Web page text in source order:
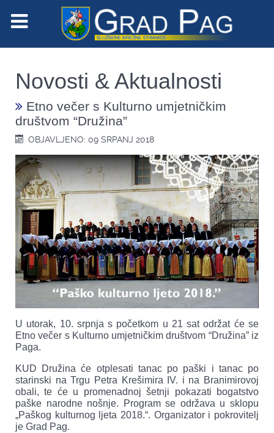
Novosti & Aktualnosti
Etno večer s Kulturno umjetničkim
društvom “Družina”
OBJAVLJENO: 09 SRPANJ 2018
U utorak, 10. srpnja s početkom u 21 sat održat će se
Etno večer s Kulturno umjetničkim društvom “Družina” iz
Paga.
KUD Družina će otplesati tanac po paški i tanac po
starinski na Trgu Petra Krešimira IV. i na Branimirovoj
obali, te će u promenadnoj šetnji pokazati bogatstvo
paške narodne nošnje. Program se održava u sklopu
„Paškog kulturnog ljeta 2018.“. Organizator i pokrovitelj
je Grad Pag.